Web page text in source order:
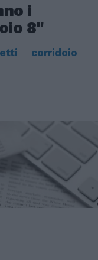
i
8"
corridoio